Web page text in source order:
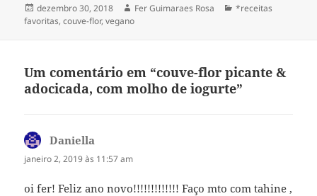
Publicado
em
dezembro 30, 2018 Autor
Fer Guimaraes Rosa Categorias
*receitas
favoritas,couve-flor,vegano
Um comentário em “couve-flor picante &
adocicada, com molho de iogurte”
Daniella
janeiro 2, 2019 às 11:57 am
oi fer! Feliz ano novo!!!!!!!!!!!!! Faço mto com tahine ,